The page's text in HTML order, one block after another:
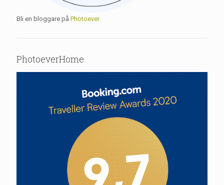
Bli en bloggare på Photoever.
PhotoeverHome